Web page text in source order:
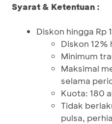
Syarat & Ketentuan :
Diskon hingga Rp
Diskon 12%
Minimum
Maksimal
selama
Kuota: 180
Tidak
pulsa,